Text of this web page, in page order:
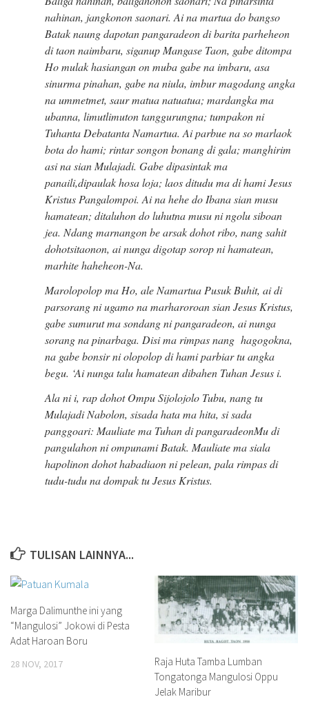
nahinan, jangkonon saonari. Ai na martua do bangso
Batak naung dapotan pangaradeon di barita parheheon
di taon naimbaru, siganup Mangase Taon, gabe ditompa
Ho mulak hasiangan on muba gabe na imbaru, asa
sinurma pinahan, gabe na niula, imbur magodang angka
na ummetmet, saur matua natuatua; mardangka ma
ubanna, limutlimuton tanggurungna; tumpakon ni
Tuhanta Debatanta Namartua. Ai parbue na so marlaok
bota do hami; rintar songon bonang di gala; manghirim
asi na sian Mulajadi. Gabe dipasintak ma
panaili,dipaulak hosa loja; laos ditudu ma di hami Jesus
Kristus Pangalompoi. Ai na hehe do Ibana sian musu
hamatean; ditaluhon do luhutna musu ni ngolu siboan
jea. Ndang marnangon be arsak dohot ribo, nang sahit
dohotsitaonon, ai nunga digotap sorop ni hamatean,
marhite haheheon-Na.
Marolopolop ma Ho, ale Namartua Pusuk Buhit, ai di
parsorang ni ugamo na marharoroan sian Jesus Kristus,
gabe sumurut ma sondang ni pangaradeon, ai nunga
sorang na pinarbaga. Disi ma rimpas nang hagogokna,
na gabe bonsir ni olopolop di hami parbiar tu angka
begu. ‘Ai nunga talu hamatean dibahen Tuhan Jesus i.
Ala ni i, rap dohot Ompu Sijolojolo Tubu, nang tu
Mulajadi Nabolon, sisada hata ma hita, si sada
panggoari: Mauliate ma Tuhan di pangaradeonMu di
pangulahon ni ompunami Batak. Mauliate ma siala
hapolinon dohot habadiaon ni pelean, pala rimpas di
tudu-tudu na dompak tu Jesus Kristus.
TULISAN LAINNYA...
Marga Dalimunthe ini yang
“Mangulosi” Jokowi di Pesta
Adat Haroan Boru
28 NOV, 2017
Raja Huta Tamba Lumban
Tongatonga Mangulosi Oppu
Jelak Maribur